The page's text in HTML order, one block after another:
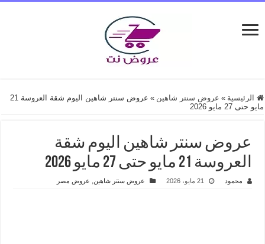
الرئيسية » عروض سنتر شاهين »
عروض سنتر شاهين اليوم شقة العروسة 21
مايو حتى 27 مايو 2026
عروض سنتر شاهين اليوم شقة
العروسة 21 مايو حتى 27 مايو 2026
محمود 21 مايو، 2026 عروض سنتر شاهين, عروض مصر